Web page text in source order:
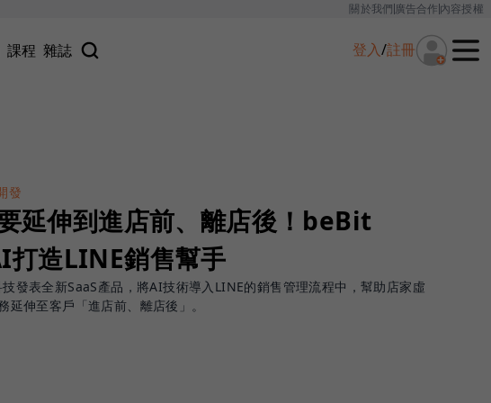
關於我們廣告合作內容授權
課程 雜誌 登入/註冊
發
延伸到進店前、離店後！beBit
打造LINE銷售幫手
發表全新SaaS產品，將AI技術導入LINE的銷售管理流程中，幫助店家虛
延伸至客戶「進店前、離店後」。